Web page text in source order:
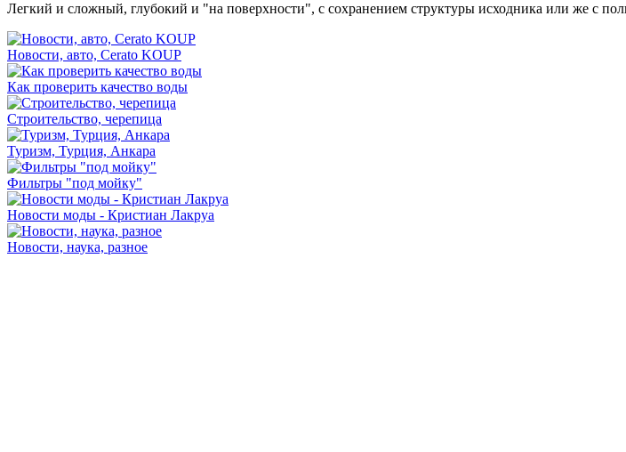
Легкий и сложный, глубокий и "на поверхности", с сохранением структуры исходника или же с
Новости, авто, Cerato KOUP
Как проверить качество воды
Строительство, черепица
Туризм, Турция, Анкара
Фильтры "под мойку"
Новости моды - Кристиан Лакруа
Новости, наука, разное